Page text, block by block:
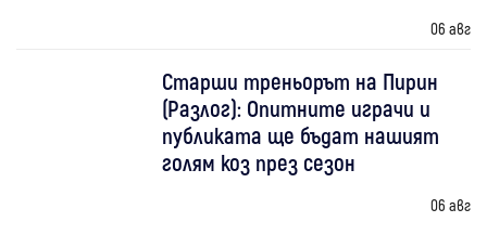
06 авг
Старши треньорът на Пирин
(Разлог): Опитните играчи и
публиката ще бъдат нашият
голям коз през сезон
06 авг